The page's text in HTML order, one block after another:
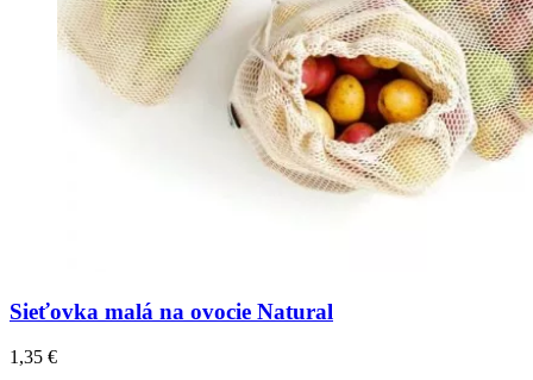
Sieťovka malá na ovocie Natural
1,35 €